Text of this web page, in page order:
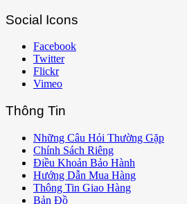
Social Icons
Facebook
Twitter
Flickr
Vimeo
Thông Tin
Những Câu Hỏi Thường Gặp
Chính Sách Riêng
Điều Khoản Bảo Hành
Hướng Dẫn Mua Hàng
Thông Tin Giao Hàng
Bản Đồ